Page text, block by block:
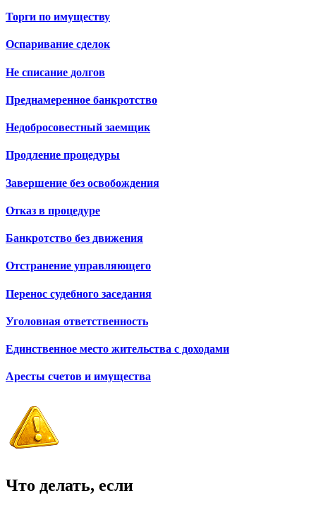
Торги по имуществу
Оспаривание сделок
Не списание долгов
Преднамеренное банкротство
Недобросовестный заемщик
Продление процедуры
Завершение без освобождения
Отказ в процедуре
Банкротство без движения
Отстранение управляющего
Перенос судебного заседания
Уголовная ответственность
Единственное место жительства с доходами
Аресты счетов и имущества
Что делать, если